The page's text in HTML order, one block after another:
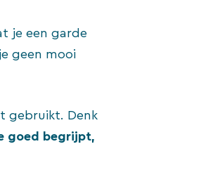
je een garde
geen mooi
gebruikt. Denk
goed begrijpt,